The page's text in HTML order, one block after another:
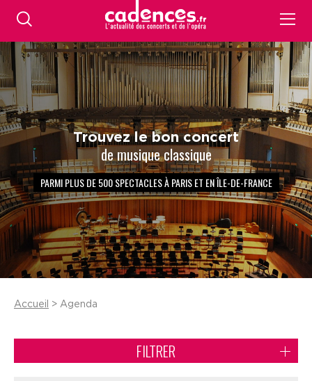
Trouvez le bon concert
de musique classique
PARMI PLUS DE 500 SPECTACLES À PARIS ET EN ÎLE-DE-FRANCE
Accueil > Agenda
FILTRER